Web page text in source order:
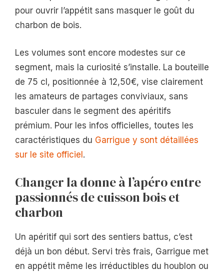
pour ouvrir l’appétit sans masquer le goût du
charbon de bois.
Les volumes sont encore modestes sur ce
segment, mais la curiosité s’installe. La bouteille
de 75 cl, positionnée à 12,50€, vise clairement
les amateurs de partages conviviaux, sans
basculer dans le segment des apéritifs
prémium. Pour les infos officielles, toutes les
caractéristiques du Garrigue y sont détaillées
sur le site officiel.
Changer la donne à l’apéro entre
passionnés de cuisson bois et
charbon
Un apéritif qui sort des sentiers battus, c’est
déjà un bon début. Servi très frais, Garrigue met
en appétit même les irréductibles du houblon ou